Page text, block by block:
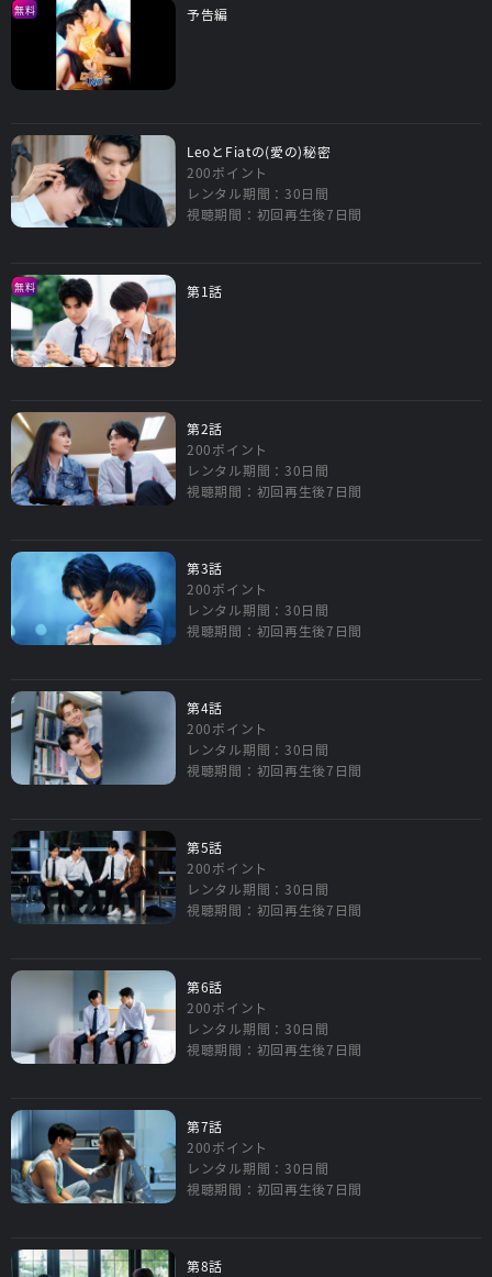
無料 予告編
LeoとFiatの(愛の)秘密
200ポイント
レンタル期間：30日間
視聴期間：初回再生後7日間
無料 第1話
第2話
200ポイント
レンタル期間：30日間
視聴期間：初回再生後7日間
第3話
200ポイント
レンタル期間：30日間
視聴期間：初回再生後7日間
第4話
200ポイント
レンタル期間：30日間
視聴期間：初回再生後7日間
第5話
200ポイント
レンタル期間：30日間
視聴期間：初回再生後7日間
第6話
200ポイント
レンタル期間：30日間
視聴期間：初回再生後7日間
第7話
200ポイント
レンタル期間：30日間
視聴期間：初回再生後7日間
第8話